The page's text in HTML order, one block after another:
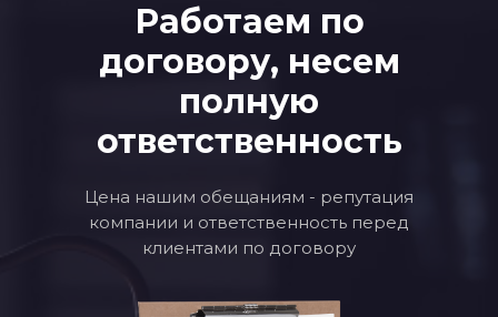
Работаем по
договору, несем
полную
ответственность
Цена нашим обещаниям - репутация
компании и ответственность перед
клиентами по договору